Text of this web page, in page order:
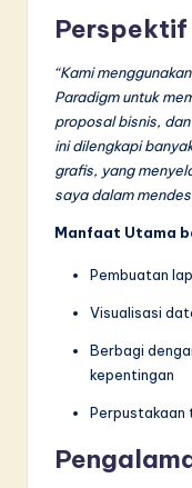
Perspektif
“Kami
Paradigm untuk
proposal bisnis,
ini dilengkapi
grafis, yang
saya dalam
Manfaat Utama
Pembuatan
Visualisasi
Berbagi
kepentingan
Perpustakaan